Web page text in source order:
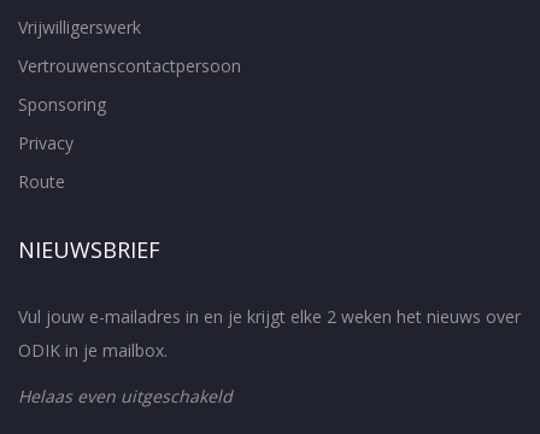
Vrijwilligerswerk
Vertrouwenscontactpersoon
Sponsoring
Privacy
Route
NIEUWSBRIEF
Vul jouw e-mailadres in en je krijgt elke 2 weken het nieuws over
ODIK in je mailbox.
Helaas even uitgeschakeld